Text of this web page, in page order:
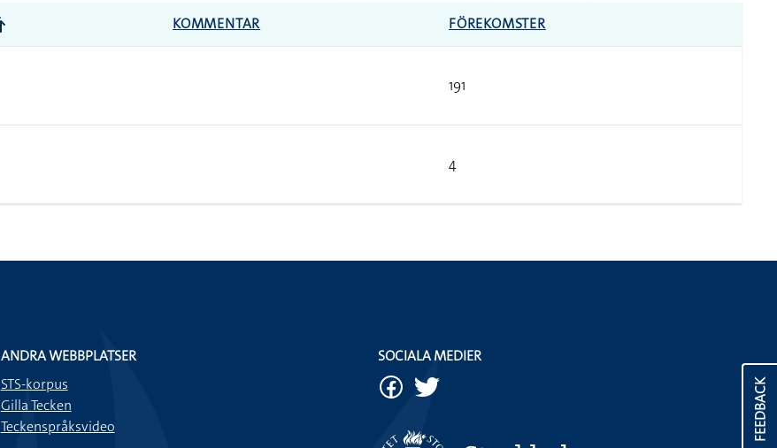
KOMMENTAR FÖREKOMSTER
191
4
FEEDBACK
ANDRA WEBBPLATSER
STS-korpus
Gilla Tecken
Teckenspråksvideo
SOCIALA MEDIER